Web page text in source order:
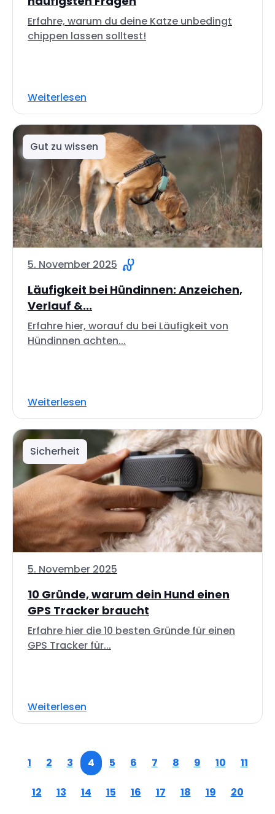
Erfahre, warum du deine Katze unbedingt
chippen lassen solltest!
Weiterlesen
Gut zu wissen
5. November 2025
Läufigkeit bei Hündinnen: Anzeichen,
Verlauf &...
Erfahre hier, worauf du bei Läufigkeit von
Hündinnen achten...
Weiterlesen
Sicherheit
5. November 2025
10 Gründe, warum dein Hund einen
GPS Tracker braucht
Erfahre hier die 10 besten Gründe für einen
GPS Tracker für...
Weiterlesen
1 2 3 4 5 6 7 8 9 10 11
12 13 14 15 16 17 18 19 20